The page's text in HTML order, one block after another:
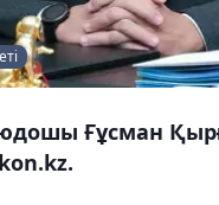
Ғұсман